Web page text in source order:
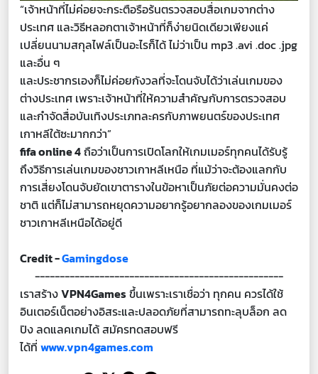
“เจ้าหน้าที่ไม่ค่อยจะกระตือรือร้นตรวจสอบสื่อเกมจากต่าง
ประเทศ และวิธีหลอกตาเจ้าหน้าที่ก็ง่ายนิดเดียวเพียงแค่
เปลี่ยนนามสกุลไฟล์เป็นอะไรก็ได้ ไม่ว่าเป็น mp3 .avi .doc .jpg
และอื่น ๆ
และประชากรเองก็ไม่ค่อยกังวลที่จะโดนจับได้ว่าเล่นเกมของ
ต่างประเทศ เพราะเจ้าหน้าที่ให้ความสำคัญกับการตรวจสอบ
และกำจัดสื่อบันเทิงประเภทละครกับภาพยนตร์ของประเทศ
เกาหลีใต้ซะมากกว่า”
fifa online 4ถือว่าเป็นการเปิดโลกให้เกมเมอร์ทุกคนได้รับรู้
ถึงวิธีการเล่นเกมของชาวเกาหลีเหนือ ที่แม้ว่าจะต้องแลกกับ
การเสี่ยงโดนจับยัดเขาตารางในข้อหาเป็นภัยต่อความมั่นคงต่อ
ชาติ แต่ก็ไม่สามารถหยุดความอยากรู้อยากลองของเกมเมอร์
ชาวเกาหลีเหนือได้อยู่ดี
Credit -Gamingdose
--------------------------------------------------
เราสร้างVPN4Gamesขึ้นเพราะเราเชื่อว่า ทุกคน ควรได้ใช้
อินเตอร์เน็ตอย่างอิสระและปลอดภัยที่สามารถทะลุบล็อก ลด
ปิง ลดแลคเกมได้ สมัครทดสอบฟรี
ได้ที่ www.vpn4games.com